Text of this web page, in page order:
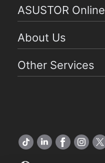
ASUSTOR Online
About Us
Other Services